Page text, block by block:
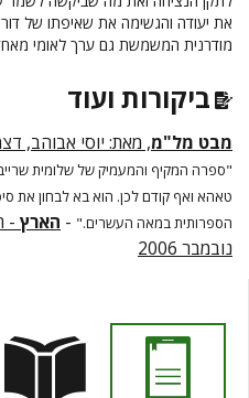
את יעודה והגשימה את שאיפתו של
מודרנית המשמשת גם ערך לאומי
ביקורות ועוד
מבט מל"מ, מאת: יוסי אבוהב, דצמבר
"ספרה המקיף והמעמיק של שלומית
טאהא ואף קודם לכן. הוא בא לבחון את
הספרותית במאה העשרים." - הארץ -
נובמבר 2006